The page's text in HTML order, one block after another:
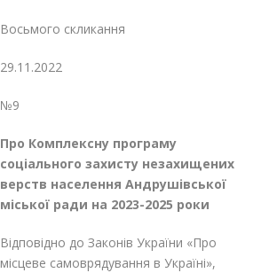
Восьмого скликання
29.11.2022
№9
Про Комплексну програму
соціального захисту незахищених
верств населення Андрушівської
міської ради на 2023-2025 роки
Відповідно до Законів України «Про
місцеве самоврядування в Україні»,